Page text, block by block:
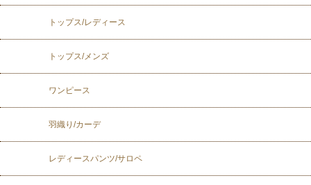
トップス/レディース
トップス/メンズ
ワンピース
羽織り/カーデ
レディースパンツ/サロペ